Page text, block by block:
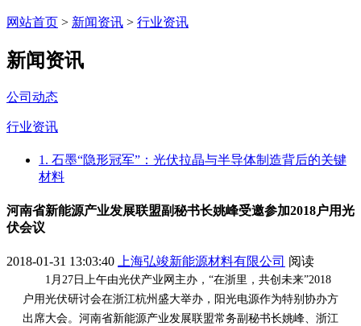
网站首页 > 新闻资讯 > 行业资讯
新闻资讯
公司动态
行业资讯
1. 石墨“隐形冠军”：光伏拉晶与半导体制造背后的关键
材料
河南省新能源产业发展联盟副秘书长姚峰受邀参加2018户用光
伏会议
2018-01-31 13:03:40 上海弘竣新能源材料有限公司 阅读
1月27日上午由光伏产业网主办，“在浙里，共创未来”2018
户用光伏研讨会在浙江杭州盛大举办，阳光电源作为特别协办方
出席大会。河南省新能源产业发展联盟常务副秘书长姚峰、浙江